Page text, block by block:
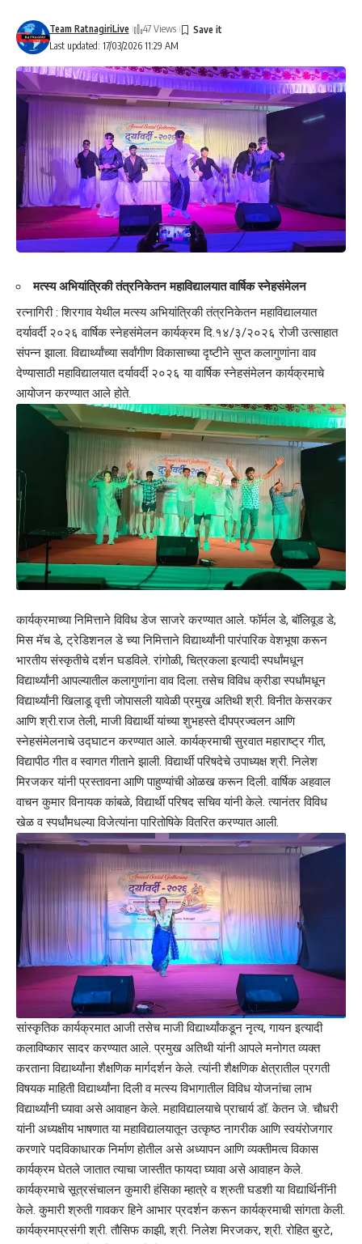
Last updated: 17/03/2026 11:29 AM
Team RatnagiriLive 47 Views
मत्स्य अभियांत्रिकी तंत्रनिकेतन महाविद्यालयात वार्षिक स्नेहसंमेलन
रत्नागिरी : शिरगाव येथील मत्स्य अभियांत्रिकी तंत्रनिकेतन महाविद्यालयात
दर्यावर्दी २०२६ वार्षिक स्नेहसंमेलन कार्यक्रम दि.१४/३/२०२६ रोजी उत्साहात
संपन्न झाला. विद्यार्थ्यांच्या सर्वांगीण विकासाच्या दृष्टीने सुप्त कलागुणांना वाव
देण्यासाठी महाविद्यालयात दर्यावर्दी २०२६ या वार्षिक स्नेहसंमेलन कार्यक्रमाचे
आयोजन करण्यात आले होते.
कार्यक्रमाच्या निमित्ताने विविध डेज साजरे करण्यात आले. फॉर्मल डे, बॉलिवूड डे,
मिस मॅच डे, ट्रेडिशनल डे च्या निमित्ताने विद्यार्थ्यांनी पारंपारिक वेशभूषा करून
भारतीय संस्कृतीचे दर्शन घडविले. रांगोळी, चित्रकला इत्यादी स्पर्धांमधून
विद्यार्थ्यांनी आपल्यातील कलागुणांना वाव दिला. तसेच विविध क्रीडा स्पर्धांमधून
विद्यार्थ्यांनी खिलाडू वृत्ती जोपासली यावेळी प्रमुख अतिथी श्री. विनीत केसरकर
आणि श्री.राज तेली, माजी विद्यार्थी यांच्या शुभहस्ते दीपप्रज्वलन आणि
स्नेहसंमेलनाचे उद्घाटन करण्यात आले. कार्यक्रमाची सुरवात महाराष्ट्र गीत,
विद्यापीठ गीत व स्वागत गीताने झाली. विद्यार्थी परिषदेचे उपाध्यक्ष श्री. निलेश
मिरजकर यांनी प्रस्तावना आणि पाहुण्यांची ओळख करून दिली. वार्षिक अहवाल
वाचन कुमार विनायक कांबळे, विद्यार्थी परिषद सचिव यांनी केले. त्यानंतर विविध
खेळ व स्पर्धांमधल्या विजेत्यांना पारितोषिके वितरित करण्यात आली.
सांस्कृतिक कार्यक्रमात आजी तसेच माजी विद्यार्थ्यांकडून नृत्य, गायन इत्यादी
कलाविष्कार सादर करण्यात आले. प्रमुख अतिथी यांनी आपले मनोगत व्यक्त
करताना विद्यार्थ्यांना शैक्षणिक मार्गदर्शन केले. त्यांनी शैक्षणिक क्षेत्रातील प्रगती
विषयक माहिती विद्यार्थ्यांना दिली व मत्स्य विभागातील विविध योजनांचा लाभ
विद्यार्थ्यांनी घ्यावा असे आवाहन केले. महाविद्यालयाचे प्राचार्य डॉ. केतन जे. चौधरी
यांनी अध्यक्षीय भाषणात या महाविद्यालयातून उत्कृष्ठ नागरीक आणि स्वयंरोजगार
करणारे पदविकाधारक निर्माण होतील असे अध्यापन आणि व्यक्तीमत्व विकास
कार्यक्रम घेतले जातात त्याचा जास्तीत फायदा घ्यावा असे आवाहन केले.
कार्यक्रमाचे सूत्रसंचालन कुमारी हंसिका म्हात्रे व श्रुती घडशी या विद्यार्थिनींनी
केले. कुमारी श्रुती गावकर हिने आभार प्रदर्शन करून कार्यक्रमाची सांगता केली.
कार्यक्रमाप्रसंगी श्री. तौसिफ काझी, श्री. निलेश मिरजकर, श्री. रोहित बुरटे,